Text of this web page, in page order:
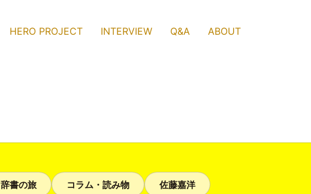
HERO PROJECT INTERVIEW Q&A ABOUT
辞書の旅 コラム・読み物
佐藤嘉洋